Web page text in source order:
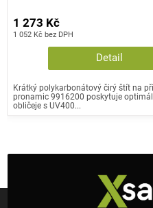
1 052 Kč bez DPH
1 273 Kč
Detail
Krátký polykarbonátový čirý štít na
pronamic 9916200 poskytuje
obličeje s UV400...